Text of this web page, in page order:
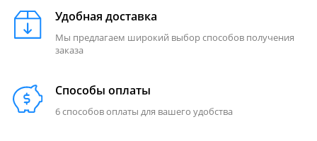
Удобная доставка
Мы предлагаем широкий выбор способов получения
заказа
Способы оплаты
6 способов оплаты для вашего удобства